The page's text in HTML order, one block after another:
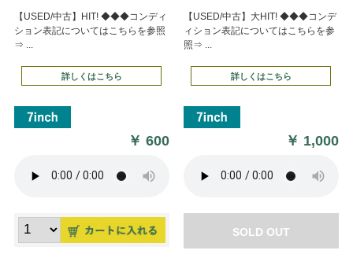
【USED/中古】HIT! ◆◆◆コンディ
ション表記についてはこちらを参照
⇒ ...
詳しくはこちら
￥600
【USED/中古】大HIT! ◆◆◆コンデ
ィション表記についてはこちらを参
照⇒ ...
詳しくはこちら
￥ 1,000
SOLD OUT